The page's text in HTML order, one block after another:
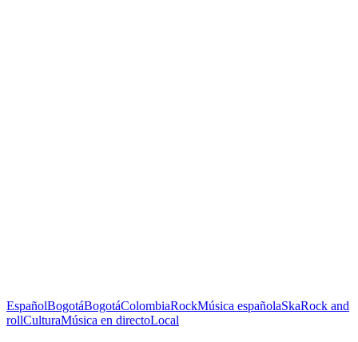
EspañolBogotáBogotáColombiaRockMúsica españolaSkaRock and
rollCulturaMúsica en directoLocal